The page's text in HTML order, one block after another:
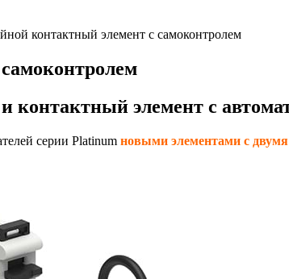
контактный элемент с самоконтролем
элемент с
серии Platinum новыми элементами с